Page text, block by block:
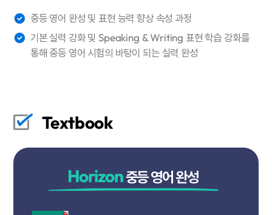
중등 영어 완성 및 표현 능력 향상 속성 과정
기본 실력 강화 및 Speaking & Writing 표현 학습 강화를
통해 중등 영어 시험의 바탕이 되는 실력 완성
Textbook
Horizon중등 영어 완성